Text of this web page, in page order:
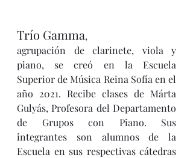
Trío Gamma,
agrupación de clarinete, viola y
piano, se creó en la Escuela
Superior de Música Reina Sofía en el
año 2021. Recibe clases de Márta
Gulyás, Profesora del Departamento
de Grupos con Piano. Sus
integrantes son alumnos de la
Escuela en sus respectivas cátedras